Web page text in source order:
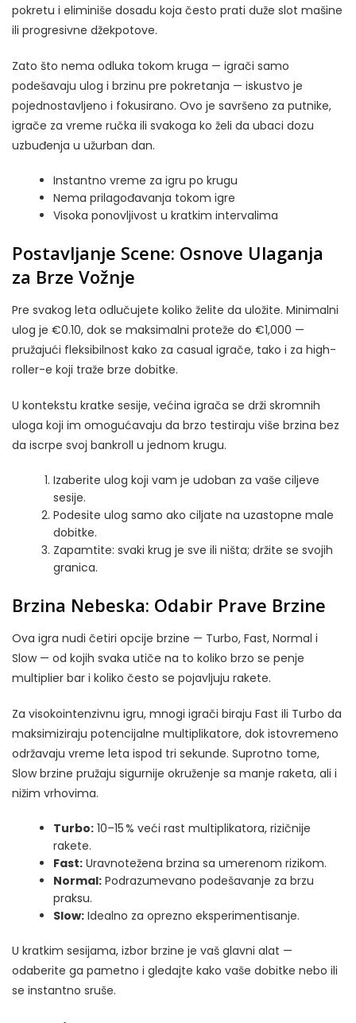
pokretu i eliminiše dosadu koja često prati duže slot mašine
ili progresivne džekpotove.
Zato što nema odluka tokom kruga — igrači samo
podešavaju ulog i brzinu pre pokretanja — iskustvo je
pojednostavljeno i fokusirano. Ovo je savršeno za putnike,
igrače za vreme ručka ili svakoga ko želi da ubaci dozu
uzbuđenja u užurban dan.
Instantno vreme za igru po krugu
Nema prilagođavanja tokom igre
Visoka ponovljivost u kratkim intervalima
Postavljanje Scene: Osnove Ulaganja
za Brze Vožnje
Pre svakog leta odlučujete koliko želite da uložite. Minimalni
ulog je €0.10, dok se maksimalni proteže do €1,000 —
pružajući fleksibilnost kako za casual igrače, tako i za high-
roller-e koji traže brze dobitke.
U kontekstu kratke sesije, većina igrača se drži skromnih
uloga koji im omogućavaju da brzo testiraju više brzina bez
da iscrpe svoj bankroll u jednom krugu.
Izaberite ulog koji vam je udoban za vaše ciljeve
sesije.
Podesite ulog samo ako ciljate na uzastopne male
dobitke.
Zapamtite: svaki krug je sve ili ništa; držite se svojih
granica.
Brzina Nebeska: Odabir Prave Brzine
Ova igra nudi četiri opcije brzine — Turbo, Fast, Normal i
Slow — od kojih svaka utiče na to koliko brzo se penje
multiplier bar i koliko često se pojavljuju rakete.
Za visokointenzivnu igru, mnogi igrači biraju Fast ili Turbo da
maksimiziraju potencijalne multiplikatore, dok istovremeno
održavaju vreme leta ispod tri sekunde. Suprotno tome,
Slow brzine pružaju sigurnije okruženje sa manje raketa, ali i
nižim vrhovima.
Turbo: 10–15 % veći rast multiplikatora, rizičnije
rakete.
Fast: Uravnotežena brzina sa umerenom rizikom.
Normal: Podrazumevano podešavanje za brzu
praksu.
Slow: Idealno za oprezno eksperimentisanje.
U kratkim sesijama, izbor brzine je vaš glavni alat —
odaberite ga pametno i gledajte kako vaše dobitke nebo ili
se instantno sruše.